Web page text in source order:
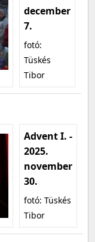
december
7.
fotó:
Tüskés
Tibor
Advent I. -
2025.
november
30.
fotó: Tüskés
Tibor